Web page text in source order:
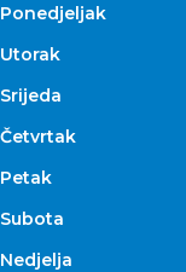
Ponedjeljak
Utorak
Srijeda
Četvrtak
Petak
Subota
Nedjelja